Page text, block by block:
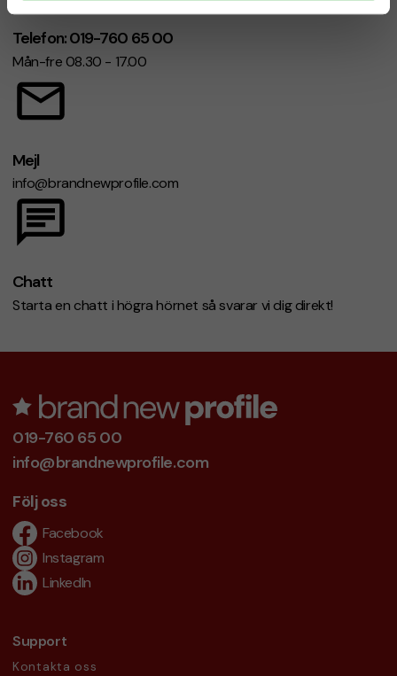
Telefon: 019-760 65 00
Mån-fre 08.30 - 17.00
Mejl
info@brandnewprofile.com
Chatt
Starta en chatt i högra hörnet så svarar vi dig direkt!
019-760 65 00
info@brandnewprofile.com
Följ oss
Facebook
Instagram
LinkedIn
Support
Kontakta oss